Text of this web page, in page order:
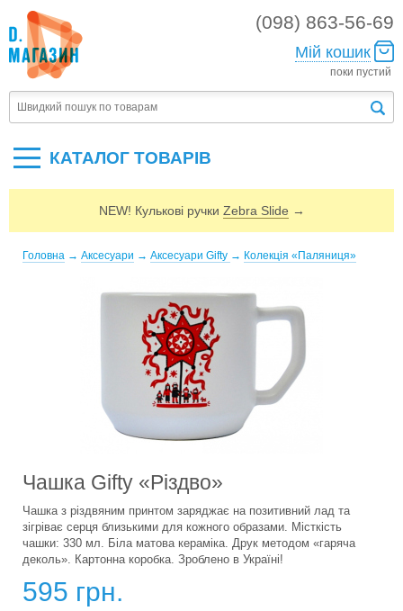
(098) 863-56-69
Мій кошик
поки пустий
КАТАЛОГ ТОВАРIВ
NEW! Кулькові ручки Zebra Slide →
Головна → Аксесуари → Аксесуари Gifty → Колекція «Паляниця»
Чашка Gifty «Різдво»
Чашка з різдвяним принтом заряджає на позитивний лад та
зігріває серця близькими для кожного образами. Місткість
чашки: 330 мл. Біла матова кераміка. Друк методом «гаряча
деколь». Картонна коробка. Зроблено в Україні!
595 грн.